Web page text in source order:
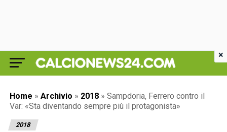
Home » Archivio » 2018 » Sampdoria, Ferrero contro il
Var: «Sta diventando sempre più il protagonista»
2018
×